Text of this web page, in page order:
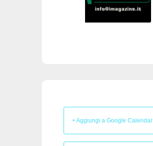
+ Aggiungi a Google Calendar